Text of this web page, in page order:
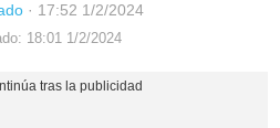
· 17:52 1/2/2024
18:01 1/2/2024